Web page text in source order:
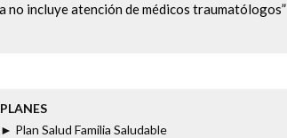
no incluye atención de médicos traumatólogos”
PLANES
► Plan Salud Familia Saludable